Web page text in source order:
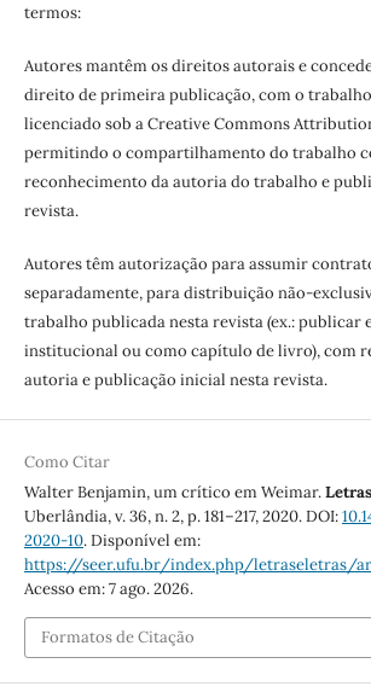
termos:
Autores mantêm os direitos autorais e
direito de primeira publicação, com o
licenciado sob a Creative Commons
permitindo o compartilhamento do trabalho
reconhecimento da autoria do trabalho e
revista.
Autores têm autorização para assumir
separadamente, para distribuição não-
trabalho publicada nesta revista (ex.: publicar
institucional ou como capítulo de livro), com
autoria e publicação inicial nesta revista.
Como Citar
Walter Benjamin, um crítico em Weimar.
Uberlândia, v. 36, n. 2, p. 181–217, 2020. DOI:
2020-10. Disponível em:
https://seer.ufu.br/index.php/letraseletras/
Acesso em: 7 ago. 2026.
Formatos de Citação